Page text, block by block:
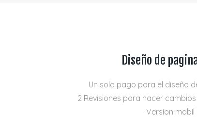
Diseño de
Un solo pago para el diseño
2 Revisiones para hacer
Version mobil